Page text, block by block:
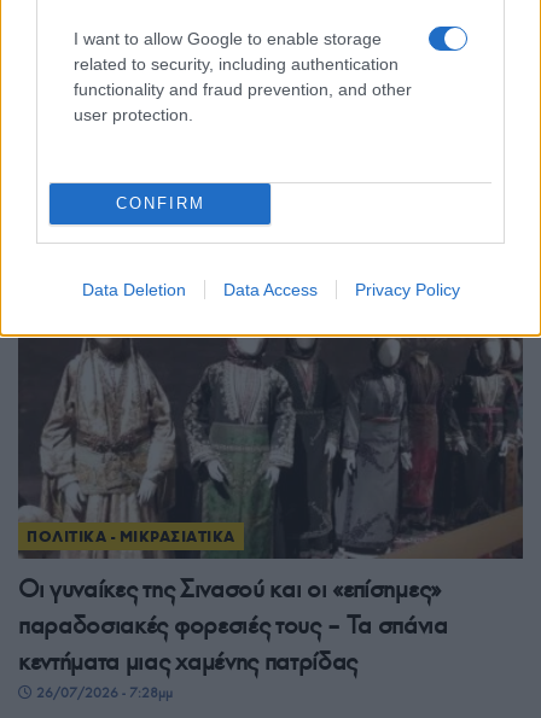
I want to allow Google to enable storage
related to security, including authentication
functionality and fraud prevention, and other
user protection.
CONFIRM
Data Deletion Data Access Privacy Policy
ΠΟΛΙΤΙΚΑ - ΜΙΚΡΑΣΙΑΤΙΚΑ
Χίος: Αναβίωσε για μια ακόμη χρονιά η άφιξη των
Μαζί τους και η εικόνα της Αγίας Παρασκευής
27/07/2026 - 10:07πμ
ΠΟΛΙΤΙΚΑ - ΜΙΚΡΑΣΙΑΤΙΚΑ
Οι γυναίκες της Σινασού και οι «επίσημες»
παραδοσιακές φορεσιές τους – Τα σπάνια
κεντήματα μιας χαμένης πατρίδας
26/07/2026 - 7:28μμ